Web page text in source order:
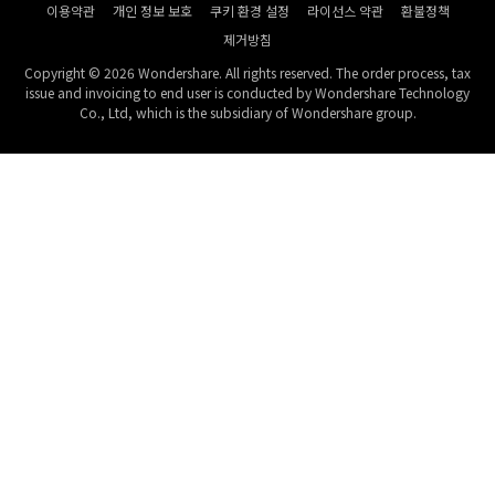
이용약관 개인 정보 보호 쿠키 환경 설정 라이선스 약관
환불정책
제거방침
Copyright © 2026 Wondershare. All rights reserved. The order process, tax
issue and invoicing to end user is conducted by Wondershare Technology
Co., Ltd, which is the subsidiary of Wondershare group.